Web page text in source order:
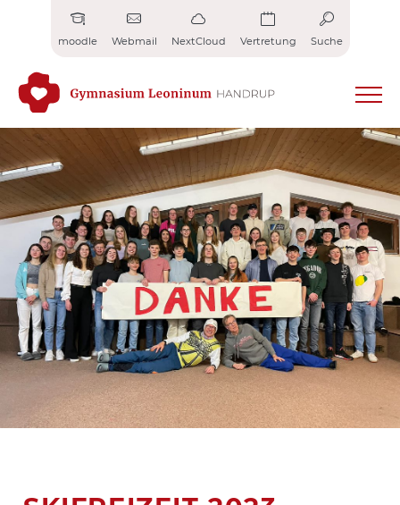
moodle Webmail NextCloud Vertretung Suche